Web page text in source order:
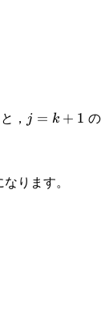
， j=k+1
j = k + 1 の
ります。